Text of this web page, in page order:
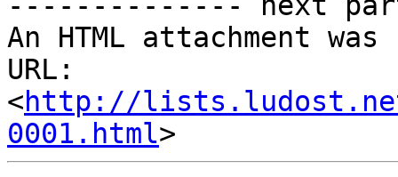
An HTML attachment
URL:
<http://lists.ludost.net/
0001.html